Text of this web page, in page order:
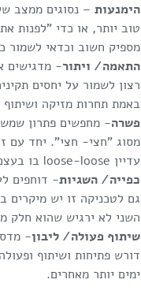
הימנעות – נסוגים ממצב
טוב יותר, או כדי "לפנות
מספיק חשוב וכדאי לשמור
התאמה/ ויתור- מדגישים
רצון לשמור על יחסים
באמת תחרות מזיקה
פשרה- מחפשים פתרון
מסוג "חצי- חצי". יחד עם
עדיין loose-loose בו בעצם שום צד לא קיבל את מה שרצה…
כפייה/ השגיות- דוחפים
גם לטכניקה זו יש
השני לא ירגיש שהוא חלק
שיתוף פעולה/ ליבון-
דורש פתיחות ושיתוף
ימים יותר מאחרים.